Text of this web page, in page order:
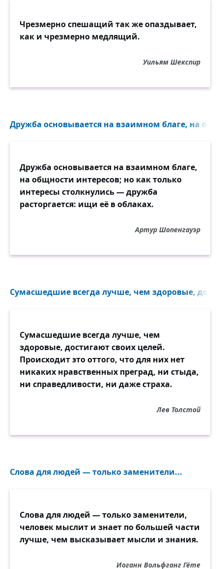
Чрезмерно спешащий так же опаздывает,
как и чрезмерно медлящий.
Уильям Шекспир
Дружба основывается на взаимном благе, на
Дружба основывается на взаимном благе,
на общности интересов; но как только
интересы столкнулись — дружба
расторгается: ищи её в облаках.
Артур Шопенгауэр
Сумасшедшие всегда лучше, чем здоровые,
Сумасшедшие всегда лучше, чем
здоровые, достигают своих целей.
Происходит это оттого, что для них нет
никаких нравственных преград, ни стыда,
ни справедливости, ни даже страха.
Лев Толстой
Слова для людей — только заменители...
Слова для людей — только заменители,
человек мыслит и знает по большей части
лучше, чем высказывает мысли и знания.
Иоганн Вольфганг Гёте